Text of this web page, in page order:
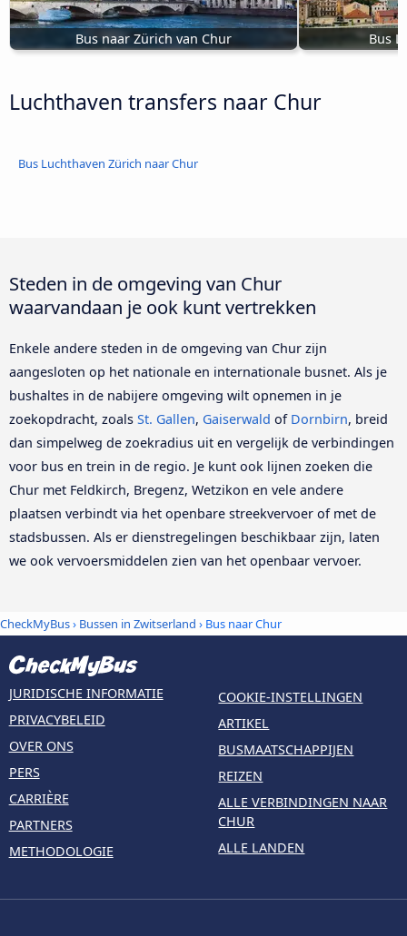
Bus naar Zürich van Chur Bus
Luchthaven transfers naar Chur
Bus Luchthaven Zürich naar Chur
Steden in de omgeving van Chur
waarvandaan je ook kunt vertrekken
Enkele andere steden in de omgeving van Chur zijn
aangesloten op het nationale en internationale busnet. Als je
bushaltes in de nabijere omgeving wilt opnemen in je
zoekopdracht, zoals St. Gallen, Gaiserwald of Dornbirn, breid
dan simpelweg de zoekradius uit en vergelijk de verbindingen
voor bus en trein in de regio. Je kunt ook lijnen zoeken die
Chur met Feldkirch, Bregenz, Wetzikon en vele andere
plaatsen verbindt via het openbare streekvervoer of met de
stadsbussen. Als er dienstregelingen beschikbaar zijn, laten
we ook vervoersmiddelen zien van het openbaar vervoer.
CheckMyBus› Bussen in Zwitserland › Bus naar Chur
JURIDISCHE INFORMATIE
PRIVACYBELEID
OVER ONS
PERS
CARRIÈRE
PARTNERS
METHODOLOGIE
COOKIE-INSTELLINGEN
ARTIKEL
BUSMAATSCHAPPIJEN
REIZEN
ALLE VERBINDINGEN NAAR
CHUR
ALLE LANDEN